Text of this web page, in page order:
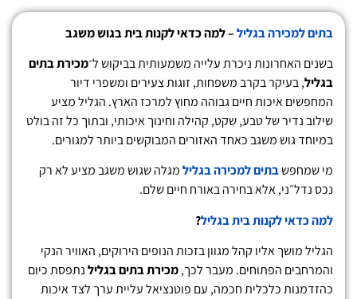
בתים למכירה בגליל– למה כדאי לקנות בית בגוש משגב
בשנים האחרונות ניכרת עלייה משמעותית בביקוש ל־מכירת בתים
בגליל, בעיקר בקרב משפחות, זוגות צעירים ומשפרי דיור
המחפשים איכות חיים גבוהה מחוץ למרכז הארץ. הגליל מציע
שילוב נדיר של טבע, שקט, קהילה וחינוך איכותי, ובתוך כל זה בולט
במיוחד גוש משגב כאחד האזורים המבוקשים ביותר למגורים.
מי שמחפשבתים למכירה בגלילמגלה שגוש משגב מציע לא רק
נכס נדל״ני, אלא בחירה באורח חיים שלם.
למה כדאי לקנות בית בגליל?
הגליל מושך אליו קהל מגוון בזכות הנופים הירוקים, האוויר הנקי
והמרחבים הפתוחים. מעבר לכך,מכירת בתים בגלילנתפסת כיום
כהזדמנות כלכלית חכמה, עם פוטנציאל עליית ערך לצד איכות